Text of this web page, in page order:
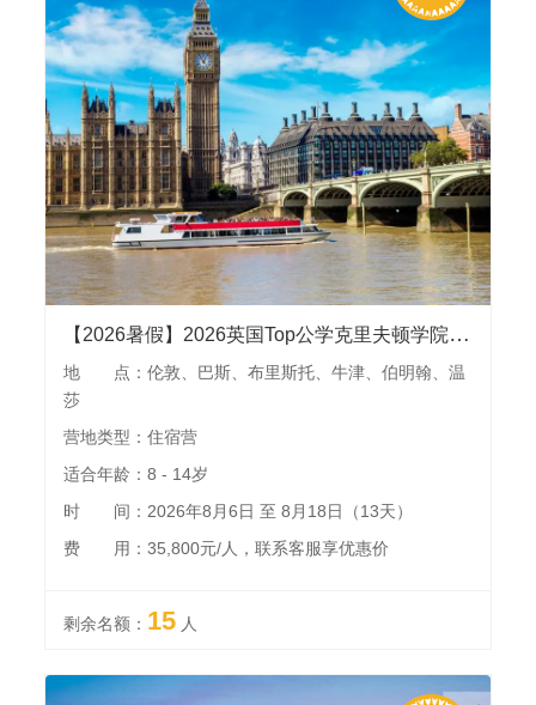
【2026暑假】2026英国Top公学克里夫顿学院夏令营 l 参访牛津大学、伦敦大学和布里斯托大学，伦敦、牛津、伯明翰等城市游览，畅玩乐高乐园
地 点：伦敦、巴斯、布里斯托、牛津、伯明翰、温
莎
营地类型：住宿营
适合年龄：8 - 14岁
时 间：2026年8月6日 至 8月18日（13天）
费 用：35,800元/人，联系客服享优惠价
剩余名额： 15 人